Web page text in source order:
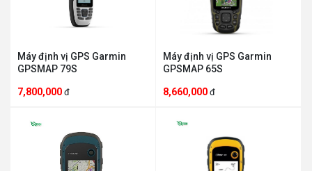
Máy định vị GPS Garmin
GPSMAP 79S
7,800,000 đ
Máy định vị GPS Garmin
GPSMAP 65S
8,660,000 đ